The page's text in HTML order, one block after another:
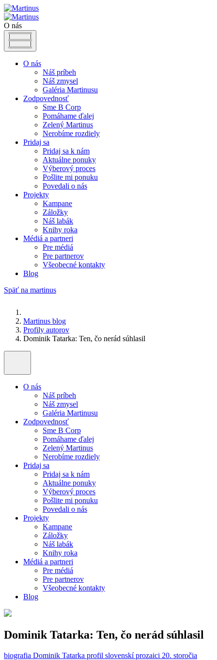
O nás
O nás
Náš príbeh
Náš zmysel
Galéria Martinusu
Zodpovednosť
Sme B Corp
Pomáhame ďalej
Zelený Martinus
Nerobíme rozdiely
Pridaj sa
Pridaj sa k nám
Aktuálne ponuky
Výberový proces
Pošlite mi ponuku
Povedali o nás
Projekty
Kampane
Záložky
Náš labák
Knihy roka
Médiá a partneri
Pre médiá
Pre partnerov
Všeobecné kontakty
Blog
Späť na martinus
Martinus blog
Profily autorov
Dominik Tatarka: Ten, čo nerád súhlasil
O nás
Náš príbeh
Náš zmysel
Galéria Martinusu
Zodpovednosť
Sme B Corp
Pomáhame ďalej
Zelený Martinus
Nerobíme rozdiely
Pridaj sa
Pridaj sa k nám
Aktuálne ponuky
Výberový proces
Pošlite mi ponuku
Povedali o nás
Projekty
Kampane
Záložky
Náš labák
Knihy roka
Médiá a partneri
Pre médiá
Pre partnerov
Všeobecné kontakty
Blog
Dominik Tatarka: Ten, čo nerád súhlasil
biografia Dominik Tatarka profil slovenskí prozaici 20. storočia